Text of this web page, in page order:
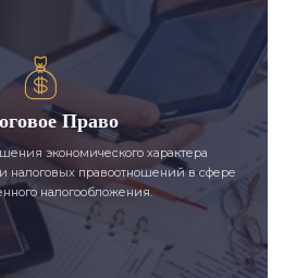
Право
экономического характера
правоотношений в сфере
налогообложения.